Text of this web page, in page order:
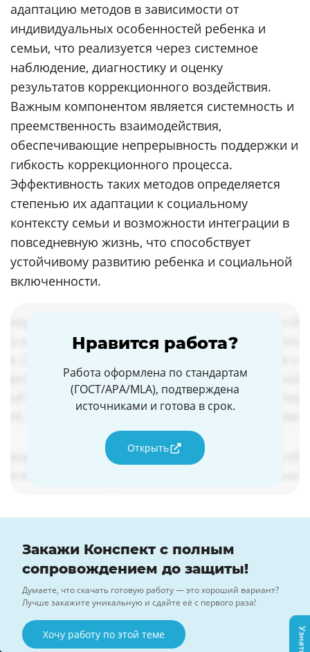
адаптацию методов в зависимости от
индивидуальных особенностей ребенка и
семьи, что реализуется через системное
наблюдение, диагностику и оценку
результатов коррекционного воздействия.
Важным компонентом является системность и
преемственность взаимодействия,
обеспечивающие непрерывность поддержки и
гибкость коррекционного процесса.
Эффективность таких методов определяется
степенью их адаптации к социальному
контексту семьи и возможности интеграции в
повседневную жизнь, что способствует
устойчивому развитию ребенка и социальной
включенности.
Нравится работа?
Работа оформлена по стандартам
(ГОСТ/APA/MLA), подтверждена
источниками и готова в срок.
Открыть
Закажи Конспект с полным
сопровождением до защиты!
Думаете, что скачать готовую работу — это хороший вариант?
Лучше закажите уникальную и сдайте её с первого раза!
Хочу работу по этой теме